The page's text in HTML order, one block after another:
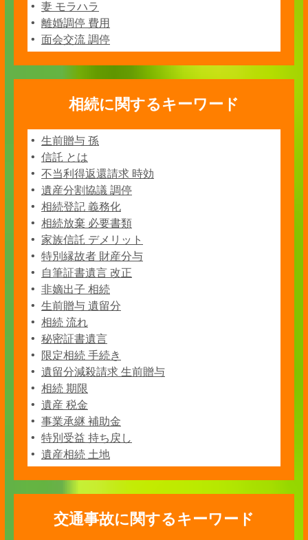
妻 モラハラ
離婚調停 費用
面会交流 調停
相続に関するキーワード
生前贈与 孫
信託 とは
不当利得返還請求 時効
遺産分割協議 調停
相続登記 義務化
相続放棄 必要書類
家族信託 デメリット
特別縁故者 財産分与
自筆証書遺言 改正
非嫡出子 相続
生前贈与 遺留分
相続 流れ
秘密証書遺言
限定相続 手続き
遺留分減殺請求 生前贈与
相続 期限
遺産 税金
事業承継 補助金
特別受益 持ち戻し
遺産相続 土地
交通事故に関するキーワード